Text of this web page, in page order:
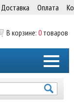
Доставка Оплата
В корзине: 0 товаров